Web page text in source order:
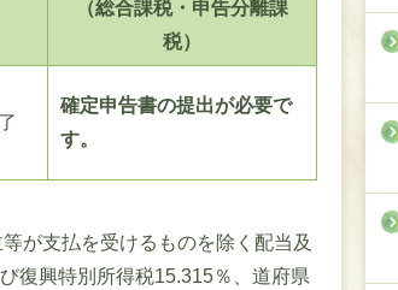
（総合課税・申告分離課
税）
確定申告書の提出が必要で
す。
が支払を受けるものを除く配当及
復興特別所得税15.315％、道府県